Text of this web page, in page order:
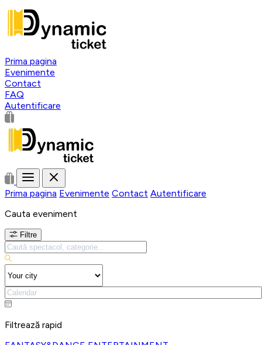
Prima pagina
Evenimente
Contact
FAQ
Autentificare
Prima pagina Evenimente Contact Autentificare
Cauta eveniment
Filtre
Filtrează rapid